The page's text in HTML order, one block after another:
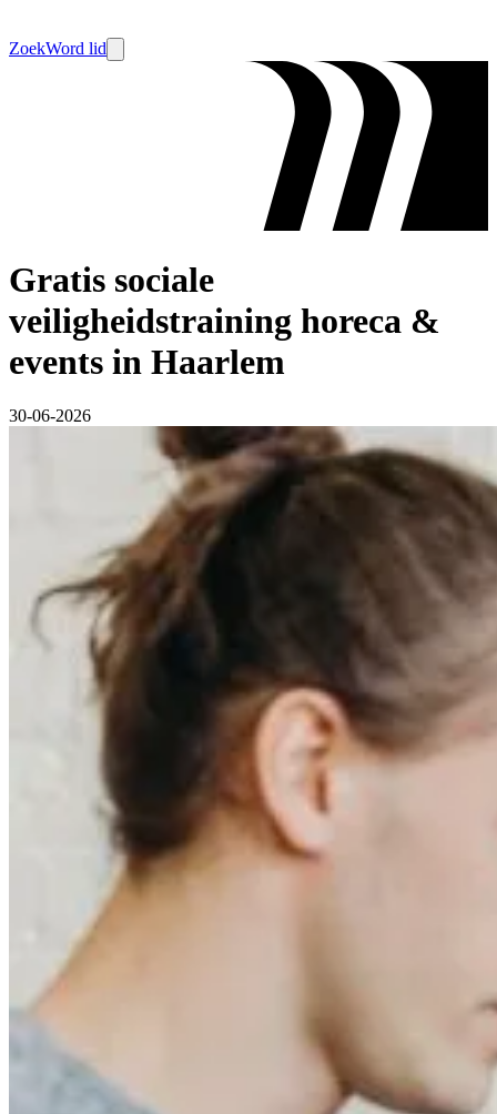
ZoekWord lid
Gratis sociale
veiligheidstraining horeca &
events in Haarlem
30-06-2026